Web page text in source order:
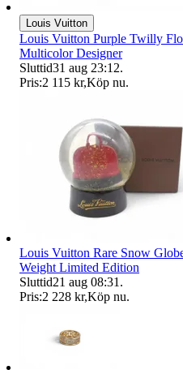
Louis Vuitton
Louis Vuitton Purple Twilly
Multicolor Designer
Sluttid31 aug 23:12.
Pris:2 115 kr,Köp nu.
Louis Vuitton Rare Snow
Weight Limited Edition
Sluttid21 aug 08:31 .
Pris:2 228 kr,Köp nu.